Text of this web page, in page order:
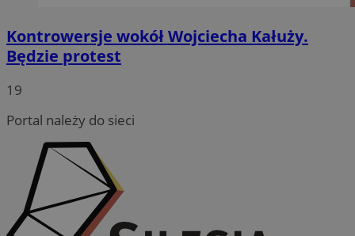
Kontrowersje wokół Wojciecha Kałuży.
Będzie protest
19
Portal należy do sieci